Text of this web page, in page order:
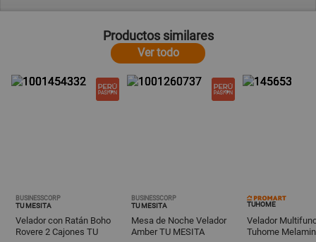
Productos similares
Ver todo
BUSINESSCORP
TU MESITA
Velador con Ratán Boho
Rovere 2 Cajones TU
BUSINESSCORP
TU MESITA
Mesa de Noche Velador
Amber TU MESITA
TUHOME
Velador
Tuhome